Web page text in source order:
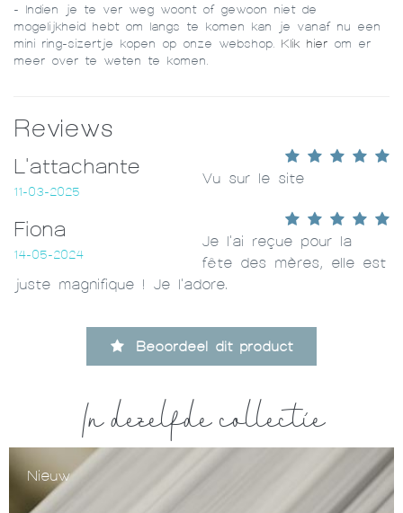
- Indien je te ver weg woont of gewoon niet de
mogelijkheid hebt om langs te komen kan je vanaf nu een
mini ring-sizertje kopen op onze webshop. Klik hier om er
meer over te weten te komen.
Reviews
L'attachante
11-03-2025
Vu sur le site
Fiona
14-05-2024
Je l'ai reçue pour la
fête des mères, elle est
juste magnifique ! Je l'adore.
Beoordeel dit product
In dezelfde collectie
Nieuw